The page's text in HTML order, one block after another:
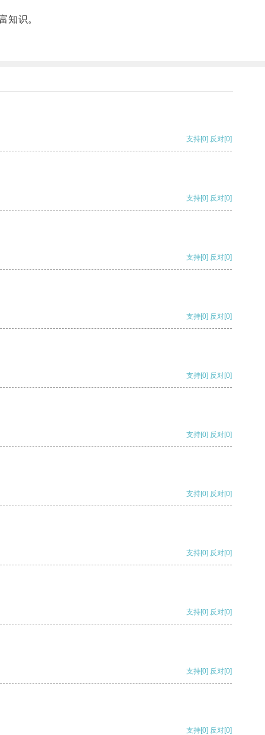
知识。
支持[0] 反对[0]
支持[0] 反对[0]
支持[0] 反对[0]
支持[0] 反对[0]
支持[0] 反对[0]
支持[0] 反对[0]
支持[0] 反对[0]
支持[0] 反对[0]
支持[0] 反对[0]
支持[0] 反对[0]
支持[0] 反对[0]